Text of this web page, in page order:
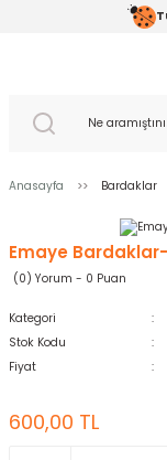
Anasayfa Bardaklar
Emaye
(0) Yorum - 0 Puan
Kategori
Stok Kodu
Fiyat
600,00 TL